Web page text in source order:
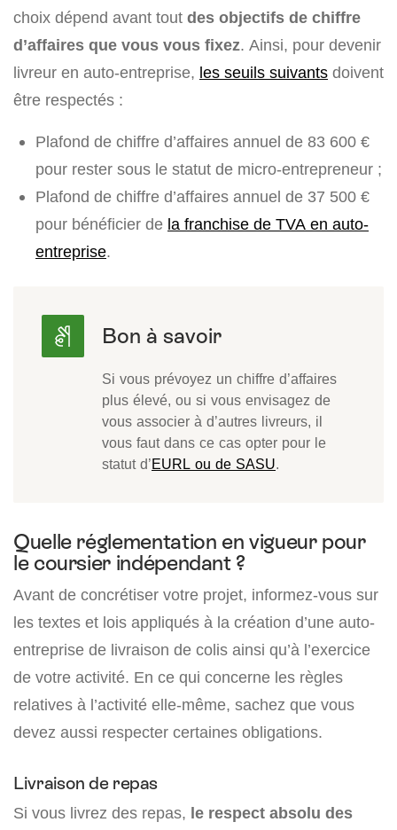
choix dépend avant tout des objectifs de chiffre
d’affaires que vous vous fixez. Ainsi, pour devenir
livreur en auto-entreprise, les seuils suivants doivent
être respectés :
Plafond de chiffre d’affaires annuel de 83 600 €
pour rester sous le statut de micro-entrepreneur ;
Plafond de chiffre d’affaires annuel de 37 500 €
pour bénéficier de la franchise de TVA en auto-
entreprise.
Si vous prévoyez un chiffre d’affaires
plus élevé, ou si vous envisagez de
vous associer à d’autres livreurs, il
vous faut dans ce cas opter pour le
statut d’EURL ou de SASU.
Quelle réglementation en vigueur pour
le coursier indépendant ?
Avant de concrétiser votre projet, informez-vous sur
les textes et lois appliqués à la création d’une auto-
entreprise de livraison de colis ainsi qu’à l’exercice
de votre activité. En ce qui concerne les règles
relatives à l’activité elle-même, sachez que vous
devez aussi respecter certaines obligations.
Livraison de repas
Si vous livrez des repas, le respect absolu des